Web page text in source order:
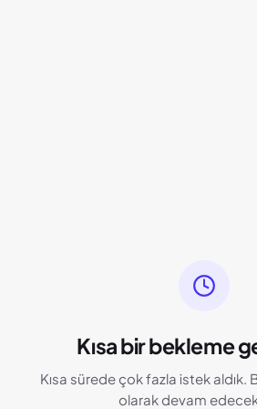
Kısa bir bekleme
Kısa sürede çok fazla istek
olarak devam